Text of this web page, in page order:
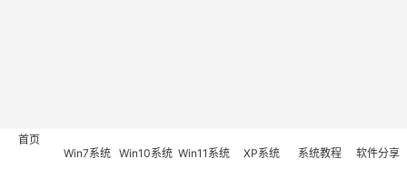
首页
Win7系统 Win10系统 Win11系统 XP系统 系统教程 软件分享